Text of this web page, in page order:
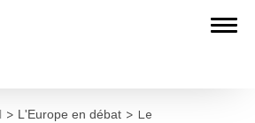
> L'Europe en débat> Le